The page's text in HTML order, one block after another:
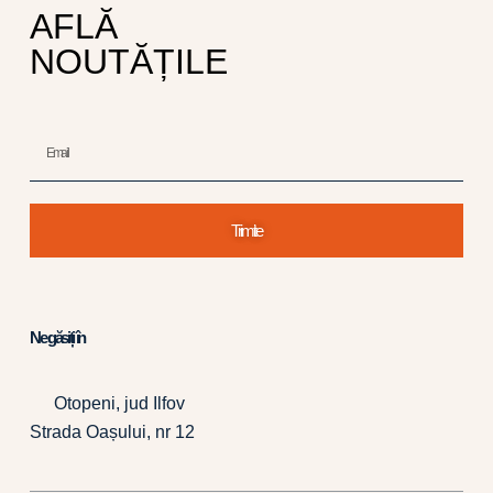
AFLĂ
NOUTĂȚILE
Trimite
Ne găsiți în
Otopeni, jud Ilfov
Strada Oașului, nr 12